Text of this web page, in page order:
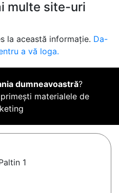
multe site-uri
la această informație. Da-
a vă loga.
dumneavoastră?
materialele de
1